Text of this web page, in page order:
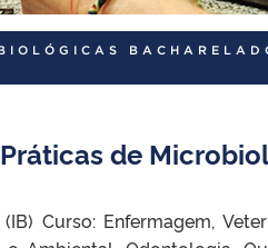
de
Curso: Enfermagem,